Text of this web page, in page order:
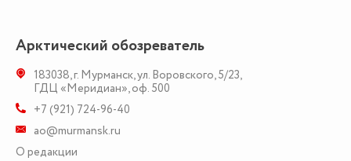
Арктический обозреватель
183038,г. Мурманск,ул. Воровского, 5/23,
ГДЦ «Меридиан», оф. 500
+7 (921) 724-96-40
ao@murmansk.ru
О редакции